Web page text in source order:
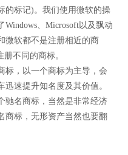
的标记)。我们使用微软的操
、Microsoft以及飘动
微软都不是注册相近的商
不同的商标。
，以一个商标为主导，会
速提升知名度及其价值。
驰名商标，当然是非常经济
商标，无形资产当然也要翻